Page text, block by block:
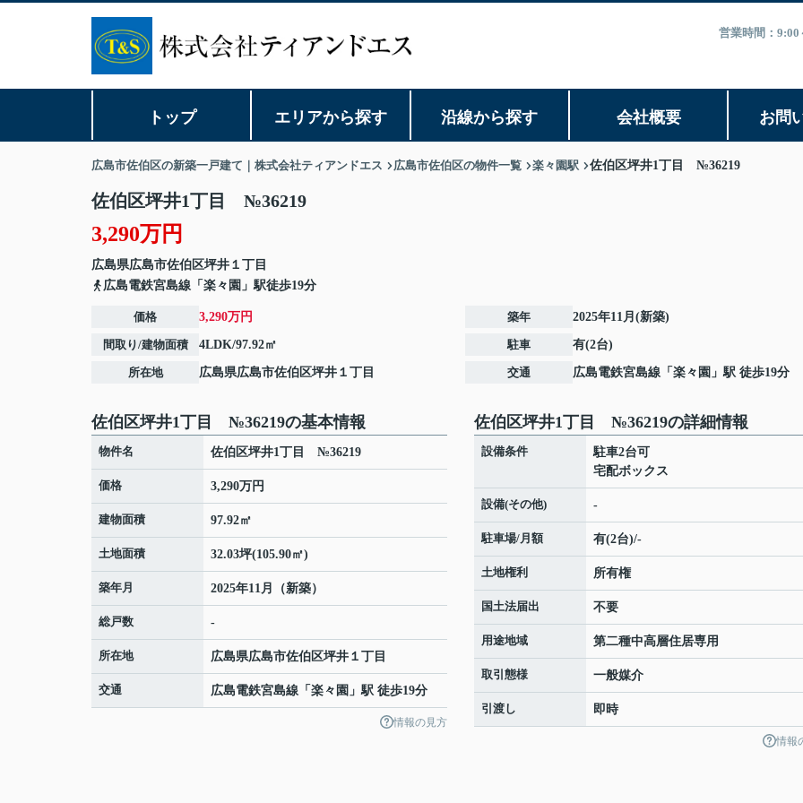
営業時間：
トップ エリアから探す 沿線から探す 会社概要 お問
広島市佐伯区の新築一戸建て｜株式会社ティアンドエス 広島市佐伯区の物件一覧 楽々園駅 佐伯区坪井1丁目 №36219
佐伯区坪井1丁目 №36219
3,290万円
広島県広島市佐伯区坪井 １丁目
広島電鉄宮島線「楽々園」駅徒歩19分
価格 3,290万円
間取り/建物面積 4LDK/97.92㎡
所在地 広島県広島市佐伯区坪井 １丁目
築年 2025年11月(新築)
駐車 有(2台)
交通 広島電鉄宮島線 「 楽々園 」駅 徒歩19分
佐伯区坪井1丁目 №36219の基本情報
物件名 佐伯区坪井1丁目 №36219
価格 3,290万円
建物面積 97.92㎡
土地面積 32.03坪(105.90㎡)
築年月 2025年11月（新築）
総戸数 -
所在地 広島県広島市佐伯区坪井 １丁目
交通 広島電鉄宮島線 「 楽々園 」駅 徒歩19分
情報の見方
佐伯区坪井1丁目 №36219の詳細情報
設備条件
駐車2台可
宅配ボックス
設備(その他) -
駐車場/月額 有(2台)/-
土地権利 所有権
国土法届出 不要
用途地域 第二種中高層住居専用
取引態様 一般媒介
引渡し 即時
情報